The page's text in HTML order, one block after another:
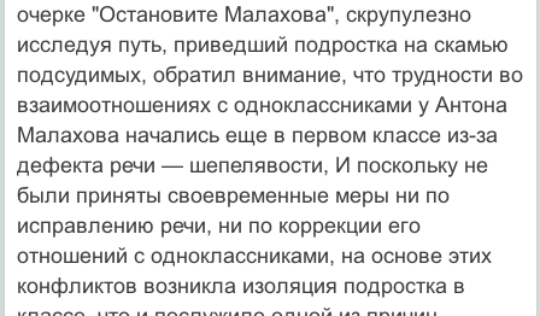
очерке "Остановите Малахова", скрупулезно
исследуя путь, приведший подростка на скамью
подсудимых, обратил внимание, что трудности во
взаимоотношениях с одноклассниками у Антона
Малахова начались еще в первом классе из-за
дефекта речи — шепелявости, И поскольку не
были приняты своевременные меры ни по
исправлению речи, ни по коррекции его
отношений с одноклассниками, на основе этих
конфликтов возникла изоляция подростка в